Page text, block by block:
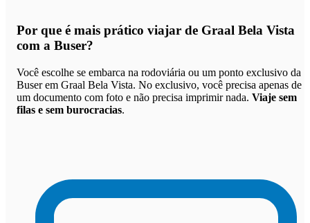
Por que é mais prático viajar de Graal Bela Vista
com a Buser?
Você escolhe se embarca na rodoviária ou um ponto exclusivo da
Buser em Graal Bela Vista. No exclusivo, você precisa apenas de
um documento com foto e não precisa imprimir nada. Viaje sem
filas e sem burocracias.